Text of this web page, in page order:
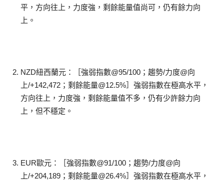
平，方向往上，力度強，剩餘能量值尚可，仍有餘力向
上。
NZD紐西蘭元：［強弱指數@95/100；趨勢/力度@向
上/+142,472；剩餘能量@12.5%］強弱指數在極高水平，
方向往上，力度強，剩餘能量值不多，仍有少許餘力向
上，但不穩定。
EUR歐元：［強弱指數@91/100；趨勢/力度@向
上/+204,189；剩餘能量@26.4%］強弱指數在極高水平，